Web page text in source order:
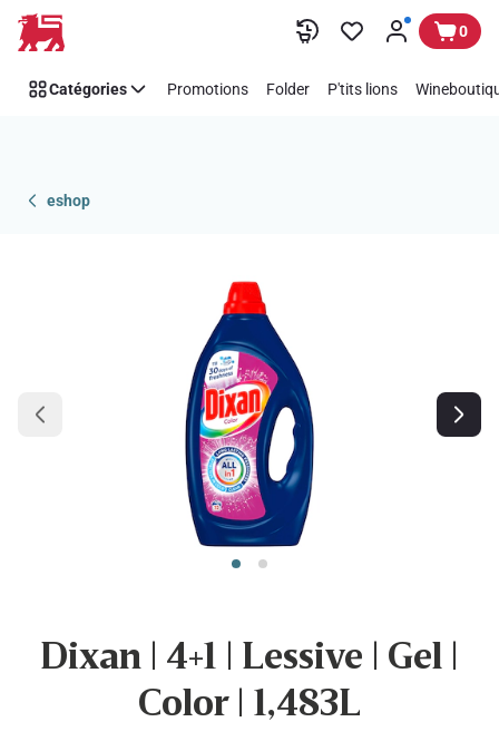
Passer 0
Catégories Promotions Folder P'tits lions
eshop
Dixan | 4+1 | Lessive | Gel |
Color | 1,483L